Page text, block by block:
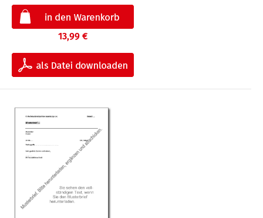
13,99 €